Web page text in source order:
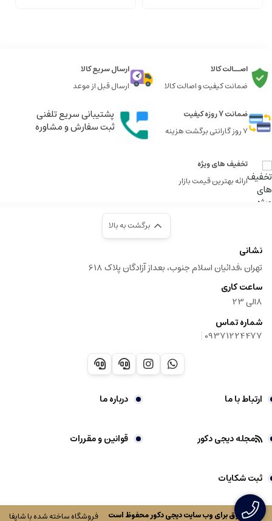
اصــالت کالا
ضمانت کیفیت و اصالت کالا
ارسال سریع کالا
ارسال قبل از موعد
ضمانت 7 روزه کیفیت
7 روز گارانتی برگشت هزینه
پشتیبانی سریع تلفنی
ثبت سفارش و مشاوره
تخفیف های ویژه
ارائه بهترین قیمت بازار
برگشت به بالا
نشانی
تهران ،فدائیان اسلام جنوب، بعداز آزادگان پلاک 618
ساعت کاری
8الی 23
شماره تماس
09371224477
|
ارتباط با ما درباره ما
مجله دیجی دکور قوانین و مقررات
ثبت شکایات
کلیه حقوق برای وب سایتدیجی دکورمحفوظ است فروشگاه ساخته شده با شاپفا